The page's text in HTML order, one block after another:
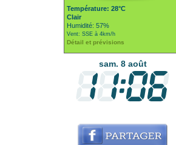
Température: 28°C
Clair
Humidité: 57%
Vent: SSE à 4km/h
Détail et prévisions
sam. 8 août